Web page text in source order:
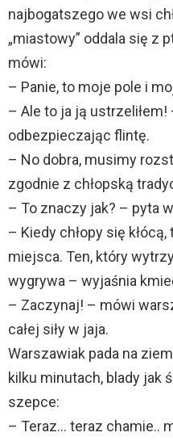
najbogatszego we wsi
„miastowy” oddala się z
mówi:
– Panie, to moje pole i
– Ale to ja ją
odbezpieczając flintę.
– No dobra, musimy
zgodnie z chłopską
– To znaczy jak? – pyta
– Kiedy chłopy się
miejsca. Ten, który
wygrywa – wyjaśnia
– Zaczynaj! – mówi
całej siły w jaja.
Warszawiak pada na
kilku minutach, blady jak
szepce:
– Teraz… teraz chamie..